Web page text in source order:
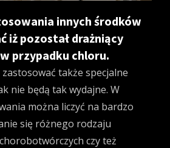
innych środków
iż pozostał drażniący
przypadku chloru.
także specjalne
nie będą tak wydajne. W
można liczyć na bardzo
się różnego rodzaju
czy też